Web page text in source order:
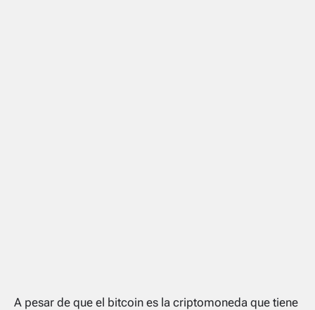
A pesar de que el bitcoin es la criptomoneda que tiene